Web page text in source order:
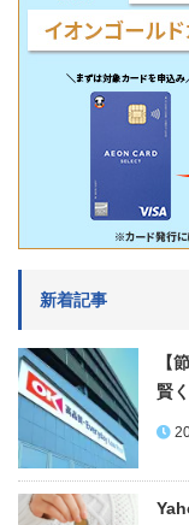
新着記事
【
賢